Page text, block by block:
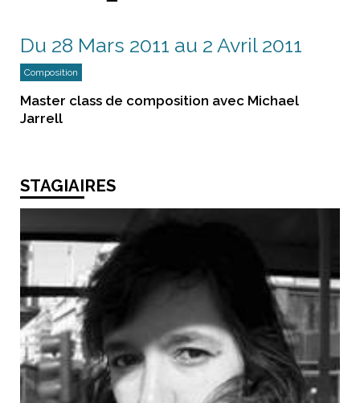
Du 28 Mars 2011 au 2 Avril 2011
Composition
Master class de composition avec Michael
Jarrell
STAGIAIRES